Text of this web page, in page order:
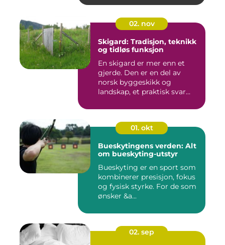
02. nov
Skigard: Tradisjon, teknikk
og tidløs funksjon
En skigard er mer enn et
gjerde. Den er en del av
norsk byggeskikk og
landskap, et praktisk svar
01. okt
Bueskytingens verden: Alt
om bueskyting-utstyr
Bueskyting er en sport som
kombinerer presisjon, fokus
og fysisk styrke. For de som
ønsker &a...
02. sep